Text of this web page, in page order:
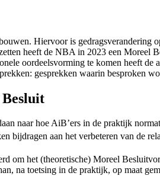
Hiervoor is
heeft de NBA in 2023 een
oordeelsvorming te komen heeft
gesprekken waarin besproken
naar hoe AiB’ers in de praktijk
bijdragen aan het verbeteren van de
om het (theoretische) Moreel
na toetsing in de praktijk, op maat